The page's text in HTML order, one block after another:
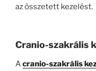
az összetett kezelést.
Cranio-szakrális
Acranio-szakrális